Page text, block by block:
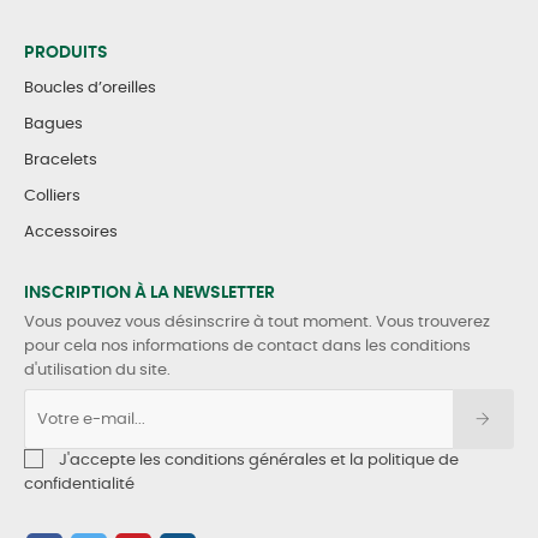
PRODUITS
Boucles d’oreilles
Bagues
Bracelets
Colliers
Accessoires
INSCRIPTION À LA NEWSLETTER
Vous pouvez vous désinscrire à tout moment. Vous trouverez
pour cela nos informations de contact dans les conditions
d'utilisation du site.
J'accepte les conditions générales et la politique de
confidentialité